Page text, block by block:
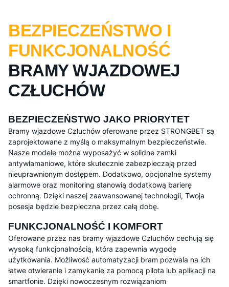
BEZPIECZEŃSTWO I
FUNKCJONALNOŚĆ
BRAMY WJAZDOWEJ
CZŁUCHÓW
BEZPIECZEŃSTWO JAKO PRIORYTET
Bramy wjazdowe Człuchów oferowane przez STRONGBET są
zaprojektowane z myślą o maksymalnym bezpieczeństwie.
Nasze modele można wyposażyć w solidne zamki
antywłamaniowe, które skutecznie zabezpieczają przed
nieuprawnionym dostępem. Dodatkowo, opcjonalne systemy
alarmowe oraz monitoring stanowią dodatkową barierę
ochronną. Dzięki naszej zaawansowanej technologii, Twoja
posesja będzie bezpieczna przez całą dobę.
FUNKCJONALNOŚĆ I KOMFORT
Oferowane przez nas bramy wjazdowe Człuchów cechują się
wysoką funkcjonalnością, która zapewnia wygodę
użytkowania. Możliwość automatyzacji bram pozwala na ich
łatwe otwieranie i zamykanie za pomocą pilota lub aplikacji na
smartfonie. Dzięki nowoczesnym rozwiązaniom